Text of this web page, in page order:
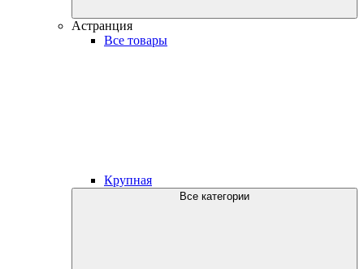
Астранция
Все товары
Крупная
Все категории